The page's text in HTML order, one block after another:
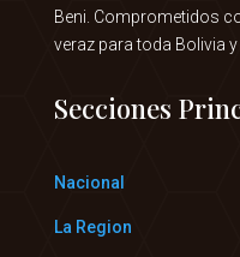
Beni. Comprometidos
veraz para toda Bolivia
Secciones
Nacional
La Region